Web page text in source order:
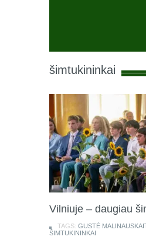
šimtukininkai
Vilniuje – daugiau
TAGS: GUSTĖ
ŠIMTUKININKAI